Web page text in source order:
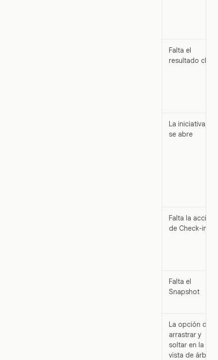
Falta el
resultado clave
La iniciativa no
se abre
Falta la acción
de Check-in
Falta el
Snapshot
La opción de
arrastrar y
soltar en la
vista de árbol